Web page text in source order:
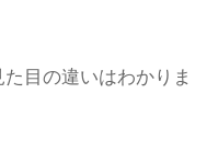
目の違いはわかりま